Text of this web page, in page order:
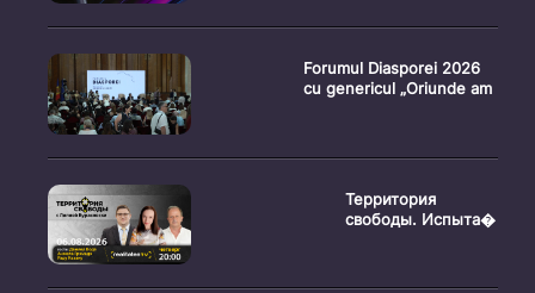
Forumul Diasporei 2026
cu genericul „Oriunde am
Территория
свободы. Испыта�